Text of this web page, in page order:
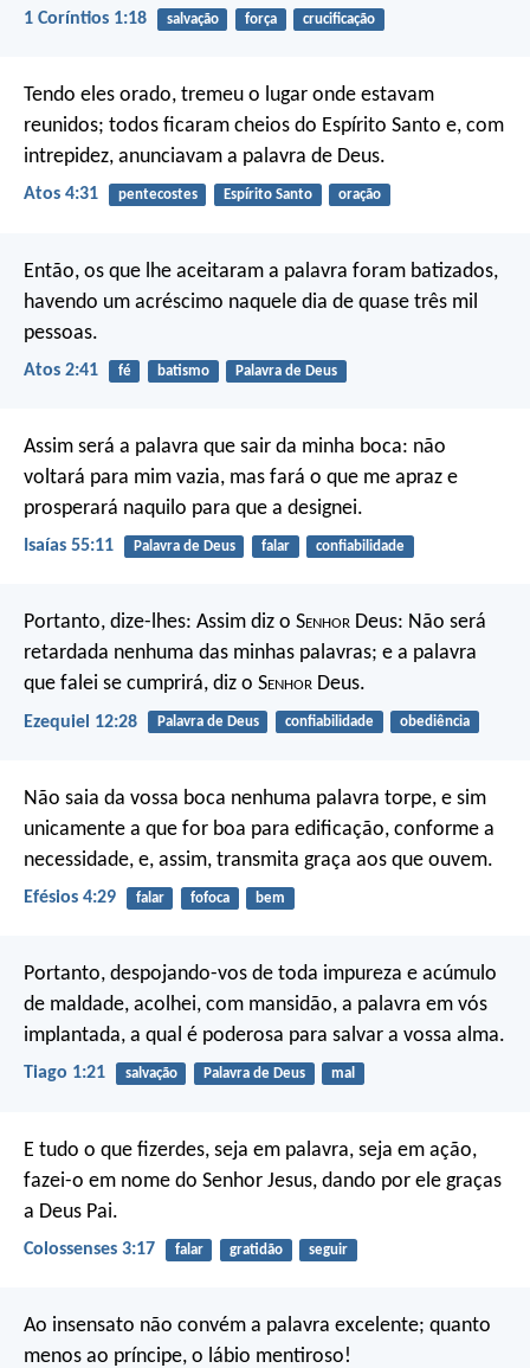
1 Coríntios 1:18 salvação força crucificação
Tendo eles orado, tremeu o lugar onde estavam
reunidos; todos ficaram cheios do Espírito Santo e, com
intrepidez, anunciavam a palavra de Deus.
Atos 4:31 pentecostes Espírito Santo oração
Então, os que lhe aceitaram a palavra foram batizados,
havendo um acréscimo naquele dia de quase três mil
pessoas.
Atos 2:41 fé batismo Palavra de Deus
Assim será a palavra que sair da minha boca: não
voltará para mim vazia, mas fará o que me apraz e
prosperará naquilo para que a designei.
Isaías 55:11 Palavra de Deus falar confiabilidade
Portanto, dize-lhes: Assim diz o Senhor Deus: Não será
retardada nenhuma das minhas palavras; e a palavra
que falei se cumprirá, diz o Senhor Deus.
Ezequiel 12:28 Palavra de Deus confiabilidade obediência
Não saia da vossa boca nenhuma palavra torpe, e sim
unicamente a que for boa para edificação, conforme a
necessidade, e, assim, transmita graça aos que ouvem.
Efésios 4:29 falar fofoca bem
Portanto, despojando-vos de toda impureza e acúmulo
de maldade, acolhei, com mansidão, a palavra em vós
implantada, a qual é poderosa para salvar a vossa alma.
Tiago 1:21 salvação Palavra de Deus mal
E tudo o que fizerdes, seja em palavra, seja em ação,
fazei-o em nome do Senhor Jesus, dando por ele graças
a Deus Pai.
Colossenses 3:17 falar gratidão seguir
Ao insensato não convém a palavra excelente; quanto
menos ao príncipe, o lábio mentiroso!